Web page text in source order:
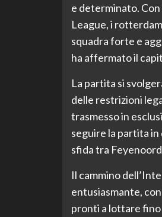
e determinato. Con
League, i
squadra forte e
ha affermato il
La partita si
delle restrizioni
trasmesso in
seguire la partita
sfida tra
Il cammino
entusiasmante,
pronti a lottare fino